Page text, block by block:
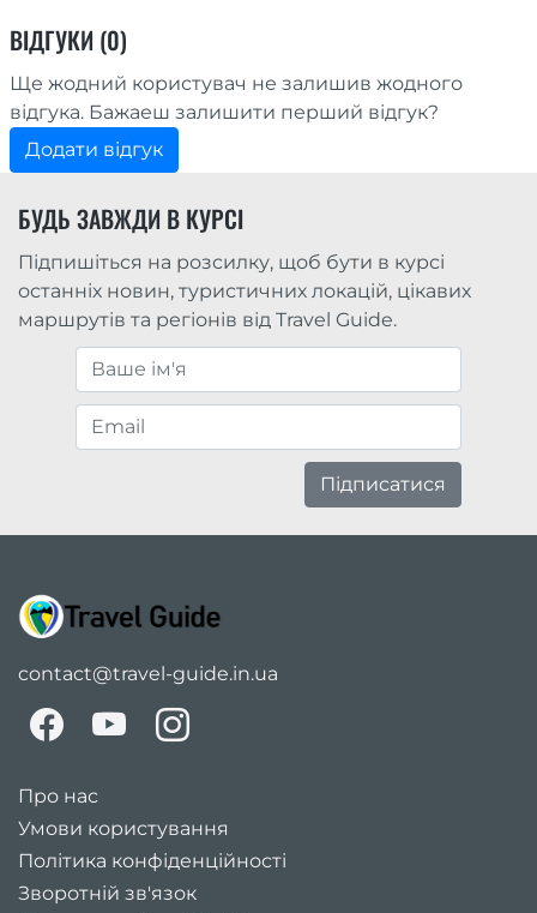
ВІДГУКИ (0)
Ще жодний користувач не залишив жодного
відгука. Бажаеш залишити перший відгук?
Додати відгук
БУДЬ ЗАВЖДИ В КУРСІ
Підпишіться на розсилку, щоб бути в курсі
останніх новин, туристичних локацій, цікавих
маршрутів та регіонів від Travel Guide.
Підписатися
contact@travel-guide.in.ua
Про нас
Умови користування
Політика конфіденційності
Зворотній зв'язок